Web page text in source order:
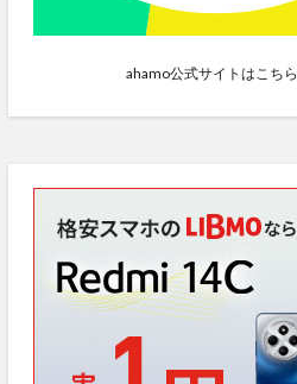
ahamo公式サイトはこちら